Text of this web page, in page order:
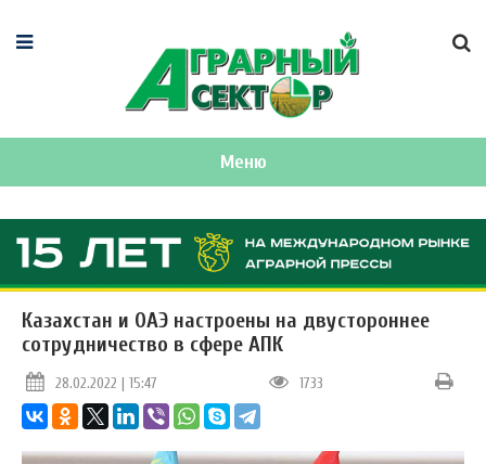
Меню
Казахстан и ОАЭ настроены на двустороннее
сотрудничество в сфере АПК
28.02.2022 | 15:47 1733